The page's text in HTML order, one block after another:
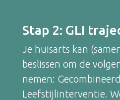
Stap 2: GLI
Je huisarts kan
beslissen om de
nemen:
Leefstijlinterventie.